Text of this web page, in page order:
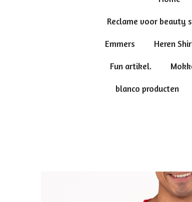
Reclame voor beauty
Emmers Heren
Fun artikel.
blanco producten